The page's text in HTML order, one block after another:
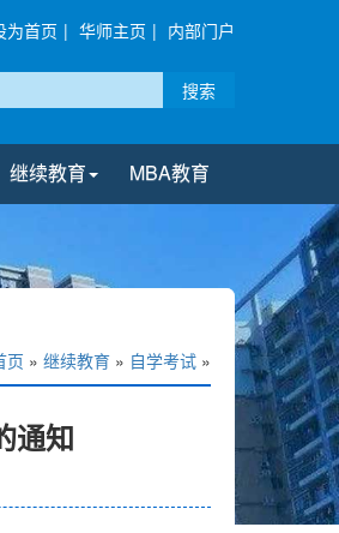
为首页 | 华师主页 | 内部门户
搜索
继续教育 MBA教育
页 » 继续教育 » 自学考试 »
通知